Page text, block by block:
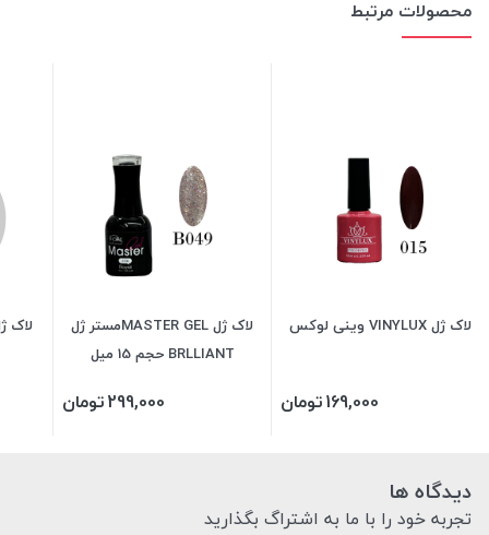
محصولات مرتبط
لاک ژل VINYLUX وینی لوکس
169,000تومان
لاک ژل MASTER GELمستر ژل
BRLLIANT حجم 15 میل
299,000تومان
دیدگاه ها
تجربه خود را با ما به اشتراگ بگذارید